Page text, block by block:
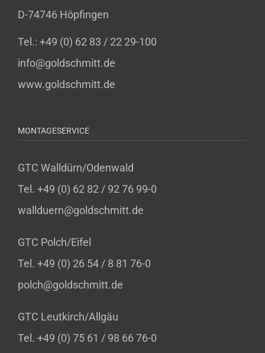
D-74746 Höpfingen
Tel.: +49 (0) 62 83 / 22 29-100
info@goldschmitt.de
www.goldschmitt.de
MONTAGESERVICE
GTC Walldürn/Odenwald
Tel. +49 (0) 62 82 / 92 76 99-0
wallduern@goldschmitt.de
GTC Polch/Eifel
Tel. +49 (0) 26 54 / 8 81 76-0
polch@goldschmitt.de
GTC Leutkirch/Allgäu
Tel. +49 (0) 75 61 / 98 66 76-0